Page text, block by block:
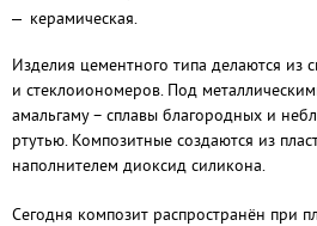
керамическая.
Изделия цементного типа делаются из
и стеклоиономеров. Под
амальгаму – сплавы благородных и
ртутью. Композитные создаются из
наполнителем диоксид силикона.
Сегодня композит распространён при